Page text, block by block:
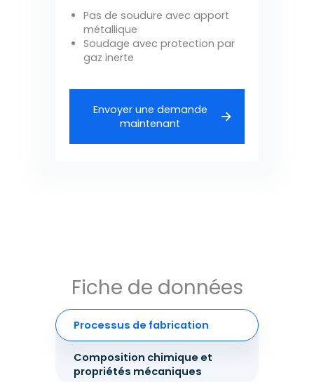
Pas de soudure avec apport
métallique
Soudage avec protection par
gaz inerte
Envoyer une demande
maintenant
Fiche de données
Processus de fabrication
Composition chimique et
propriétés mécaniques